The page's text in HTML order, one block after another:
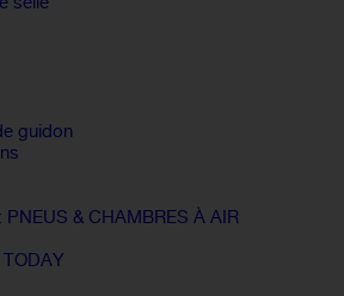
guidon
PNEUS & CHAMBRES À AIR